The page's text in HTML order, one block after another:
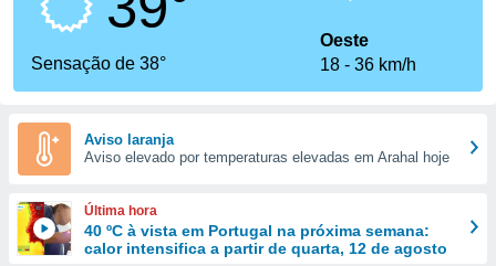
fornecidas
a este
das
e
forma
digital
Sensação de 38°
Oeste
18
36 km/h
Aviso laranja
Aviso elevado por temperaturas elevadas em Arahal hoje
Última hora
40 ºC à vista em Portugal na próxima semana:
calor intensifica a partir de quarta, 12 de agosto